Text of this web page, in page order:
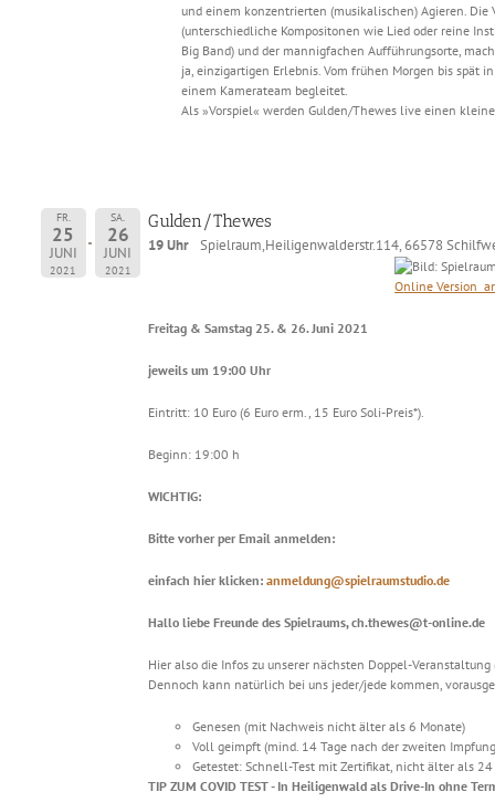
und einem konzentrierten (musikalischen) Agieren.
(unterschiedliche Kompositonen wie Lied oder reine
Big Band) und der mannigfachen Aufführungsorte,
ja, einzigartigen Erlebnis. Vom frühen Morgen bis spät
einem Kamerateam begleitet.
Als »Vorspiel« werden Gulden/Thewes live einen
FR.
25
JUNI
2021
SA.
26
JUNI
2021
Gulden/Thewes
19 Uhr Spielraum,Heiligenwalderstr.114, 66578
Online Version
Freitag & Samstag 25. & 26. Juni 2021
jeweils um 19:00 Uhr
Eintritt: 10 Euro (6 Euro erm., 15 Euro Soli-Preis*).
Beginn: 19:00 h
WICHTIG:
Bitte vorher per Email anmelden:
einfach hier klicken:anmeldung@spielraumstudio.de
Hallo liebe Freunde des Spielraums, ch.thewes@t-online.de
Hier also die Infos zu unserer nächsten Doppel-
Dennoch kann natürlich bei uns jeder/jede kommen,
Genesen (mit Nachweis nicht älter als 6 Monate)
Voll geimpft (mind. 14 Tage nach der zweiten
Getestet: Schnell-Test mit Zertifikat, nicht älter als
TIP ZUM COVID TEST - In Heiligenwald als Drive-In ohne